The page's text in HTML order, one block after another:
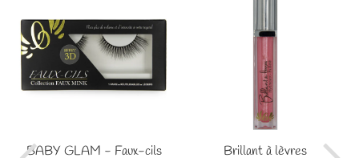
BABY GLAM - Faux-cils Brillant à lèvres